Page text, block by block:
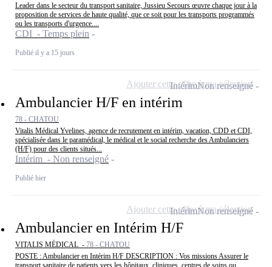
Leader dans le secteur du transport sanitaire, Jussieu Secours œuvre chaque jour à la
proposition de services de haute qualité, que ce soit pour les transports programmés
ou les transports d'urgence....
CDI - Temps plein
Publié il y a 15 jours
Ambulancier H/F en intérim
78 - CHATOU
Vitalis Médical Yvelines, agence de recrutement en intérim, vacation, CDD et CDI,
spécialisée dans le paramédical, le médical et le social recherche des Ambulanciers
(H/F) pour des clients situés...
Intérim - Non renseigné
Publié hier
IntérimNon renseigné
Ajouter cette offre à ma sélection
Ambulancier en Intérim H/F
VITALIS MÉDICAL - 78 - CHATOU
POSTE : Ambulancier en Intérim H/F DESCRIPTION : Vos missions Assurer le
transport sanitaire de patients vers les hôpitaux, cliniques, centres de soins ou
IntérimNon renseigné
Ajouter cette offre à ma sélection